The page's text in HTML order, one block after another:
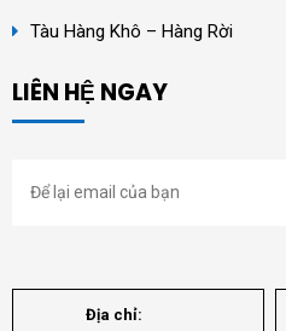
Tàu Hàng Khô – Hàng Rời
LIÊN HỆ NGAY
Địa chỉ: